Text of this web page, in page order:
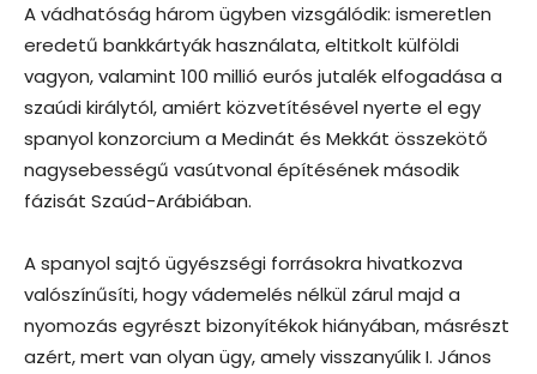
A vádhatóság három ügyben vizsgálódik: ismeretlen
eredetű bankkártyák használata, eltitkolt külföldi
vagyon, valamint 100 millió eurós jutalék elfogadása a
szaúdi királytól, amiért közvetítésével nyerte el egy
spanyol konzorcium a Medinát és Mekkát összekötő
nagysebességű vasútvonal építésének második
fázisát Szaúd-Arábiában.
A spanyol sajtó ügyészségi forrásokra hivatkozva
valószínűsíti, hogy vádemelés nélkül zárul majd a
nyomozás egyrészt bizonyítékok hiányában, másrészt
azért, mert van olyan ügy, amely visszanyúlik I. János